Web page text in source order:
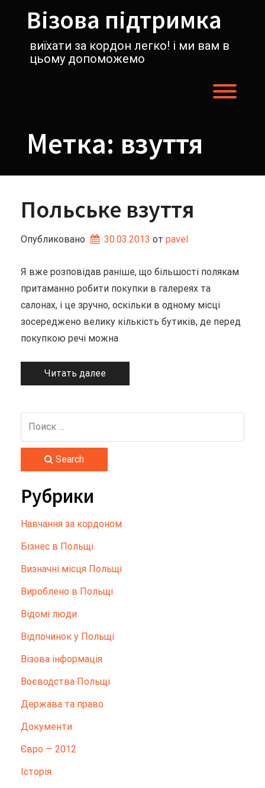
содержимомуВізова підтримка
виїхати за кордон легко! і ми вам в
цьому допоможемо
Метка: взуття
Польське взуття
Опубликовано 30.03.2013 от pavel
Я вже розповідав раніше, що більшості полякам
притаманно робити покупки в галереях та
салонах, і це зручно, оскільки в одному місці
зосереджено велику кількість бутиків, де перед
покупкою речі можна
Читать далее
Search
Рубрики
Hавчання за кордоном
Бізнес в Польщі
Визначні місця Польщі
Вироблено в Польщі
Відомі люди
Відпочинок у Польщі
Візова інформація
Воєводства Польщі
Держава та право
Документи
Євро — 2012
Історія